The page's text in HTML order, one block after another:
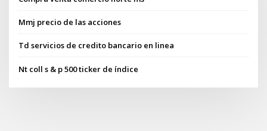
Mmj precio de las acciones
Td servicios de credito bancario en linea
Nt coll s & p 500 ticker de índice